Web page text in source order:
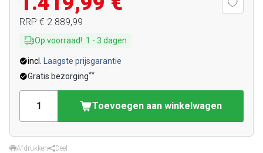
RRP € 2.889,99
Op voorraad!: 1 - 3 dagen
incl.
Laagste prijsgarantie
Gratis bezorging**
Toevoegen aan winkelwagen
Afdrukken
Deel